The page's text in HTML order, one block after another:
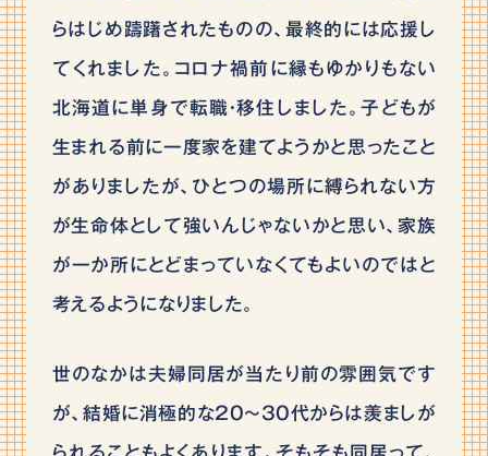
らはじめ躊躇されたものの、最終的には応援し
てくれました。コロナ禍前に縁もゆかりもない
北海道に単身で転職・移住しました。子どもが
生まれる前に一度家を建てようかと思ったこと
がありましたが、ひとつの場所に縛られない方
が生命体として強いんじゃないかと思い、家族
が一か所にとどまっていなくてもよいのではと
考えるようになりました。
世のなかは夫婦同居が当たり前の雰囲気です
が、結婚に消極的な20～30代からは羨ましが